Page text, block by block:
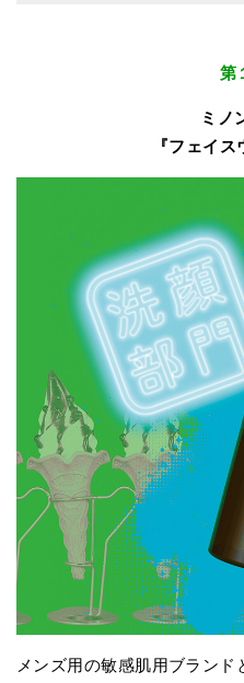
第
ミノ
『フェイス
メンズ用の敏感肌用ブラン